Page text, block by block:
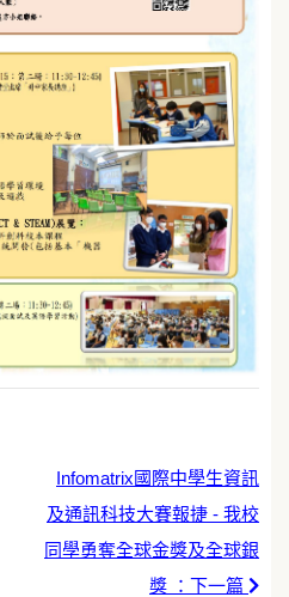
Infomatrix國際中學生資訊
及通訊科技大賽報捷 - 我校
同學勇奪全球金獎及全球銀
獎 ：下一篇